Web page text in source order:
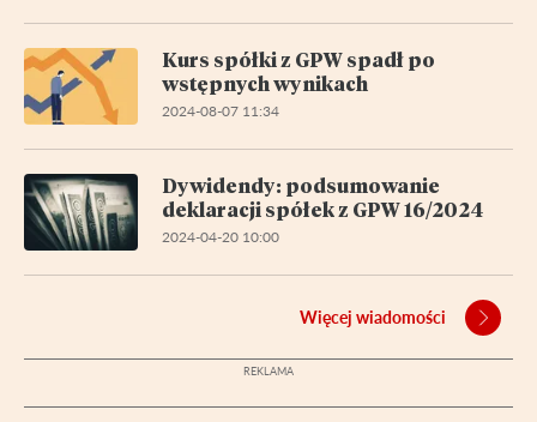
Kurs spółki z GPW spadł po
wstępnych wynikach
2024-08-07 11:34
Dywidendy: podsumowanie
deklaracji spółek z GPW 16/2024
2024-04-20 10:00
Więcej wiadomości